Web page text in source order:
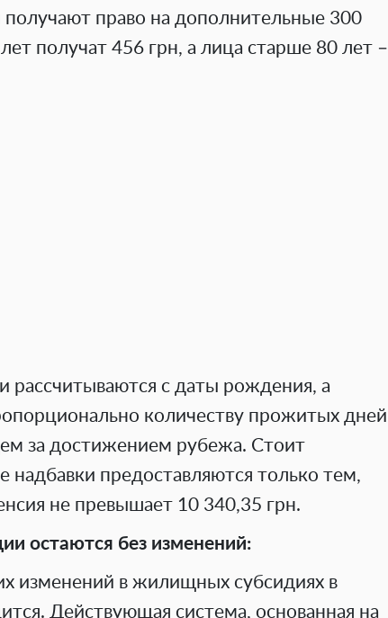
получают право на дополнительные 300
получат 456 грн, а лица старше 80 лет –
рассчитываются с даты рождения, а
количеству прожитых дней
за достижением рубежа. Стоит
надбавки предоставляются только тем,
не превышает 10 340,35 грн.
остаются без изменений:
изменений в жилищных субсидиях в
Действующая система, основанная на